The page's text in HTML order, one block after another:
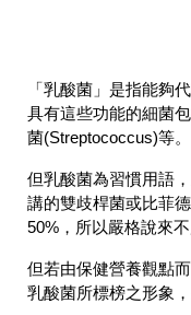
「乳酸菌」是指能夠
具有這些功能的細菌
菌(Streptococcus)等。
但乳酸菌為習慣用語
講的雙歧桿菌或比菲
50%，所以嚴格說來不
但若由保健營養觀點
乳酸菌所標榜之形象